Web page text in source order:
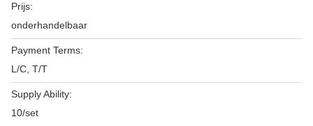
Prijs:
onderhandelbaar
Payment Terms:
L/C, T/T
Supply Ability:
10/set